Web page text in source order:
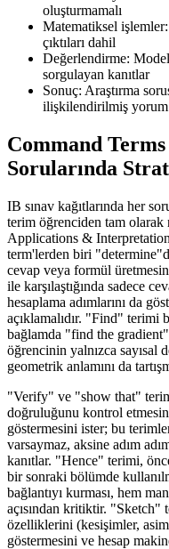
oluşturmamalı
Matematiksel işlemler:
çıktıları dahil
Değerlendirme:
sorgulayan kanıtlar
Sonuç: Araştırma
ilişkilendirilmiş yorum
Command
Sorularında
IB sınav kağıtlarında her
terim öğrenciden tam
Applications &
term'lerden biri
cevap veya formül
ile karşılaştığında sadece
hesaplama adımlarını da
açıklamalıdır. "Find" terimi
bağlamda "find the
öğrencinin yalnızca sayısal
geometrik anlamını da
"Verify" ve "show that"
doğruluğunu kontrol
göstermesini ister; bu
varsaymaz, aksine adım
kanıtlar. "Hence" terimi,
bir sonraki bölümde
bağlantıyı kurması, hem
açısından kritiktir.
özelliklerini (kesişimler,
göstermesini ve hesap